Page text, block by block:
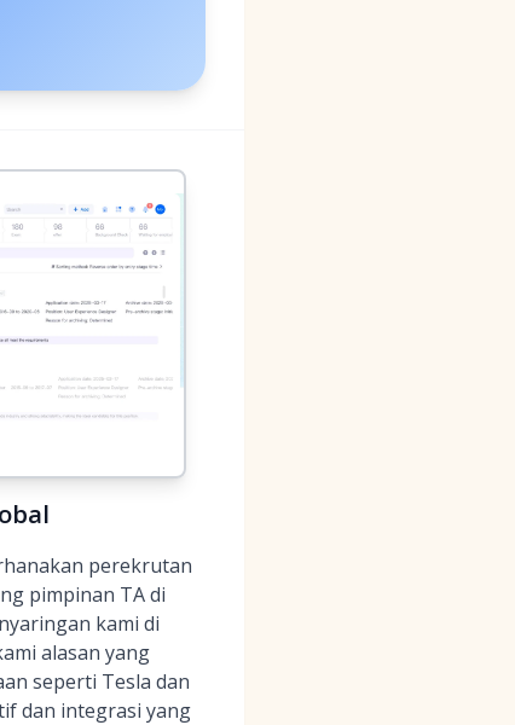
perekrutan
pimpinan TA di
kami di
alasan yang
seperti Tesla dan
dan integrasi yang